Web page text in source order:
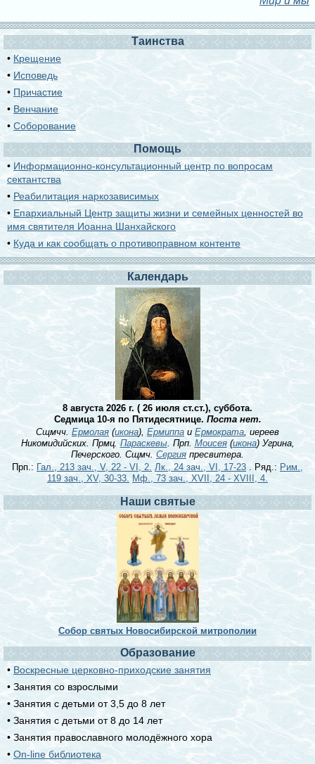
Таинства
• Крещение
• Исповедь
• Причастие
• Венчание
•Соборование
Помощь
• Информационно-консультационный центр по вопросам
сектантства
• Реабилитация наркозависимых
• Епархиальный Центр защиты жизни и семейных ценностей во
имя святителя Иоанна Шанхайского
• Куда и как сообщать о противоправном контенте
Календарь
8 августа 2026 г. ( 26 июля ст.ст.), суббота.
Седмица 10-я по Пятидесятнице. Поста нет.
Сщмчч. Ермолая (икона), Ермиппаи Ермократа , иереев
Никомидийских. Прмц.Параскевы. Прп. Моисея(икона) Угрина,
Печерского. Сщмч. Сергия пресвитера.
Прп.: Гал., 213 зач., V, 22 - VI, 2. Лк., 24 зач., VI, 17-23 . Ряд.: Рим.,
119 зач., XV, 30-33.
Мф., 73 зач., XVII, 24 - XVIII, 4.
Наши святые
Собор святых Новосибирской митрополии
Образование
• Воскресные церковно-приходские занятия
• Занятия со взрослыми
• Занятия с детьми от 3,5 до 8 лет
• Занятия с детьми от 8 до 14 лет
• Занятия православного молодёжного хора
• On-line библиотека